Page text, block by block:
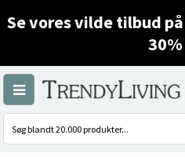
Se vores vilde tilbud